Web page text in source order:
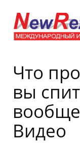
Что
вы
Видео